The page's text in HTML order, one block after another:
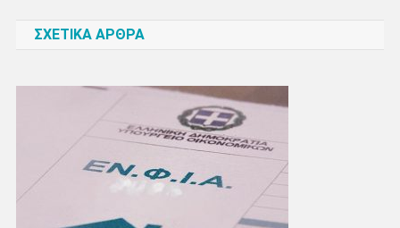
ΣΧΕΤΙΚΑ ΑΡΘΡΑ